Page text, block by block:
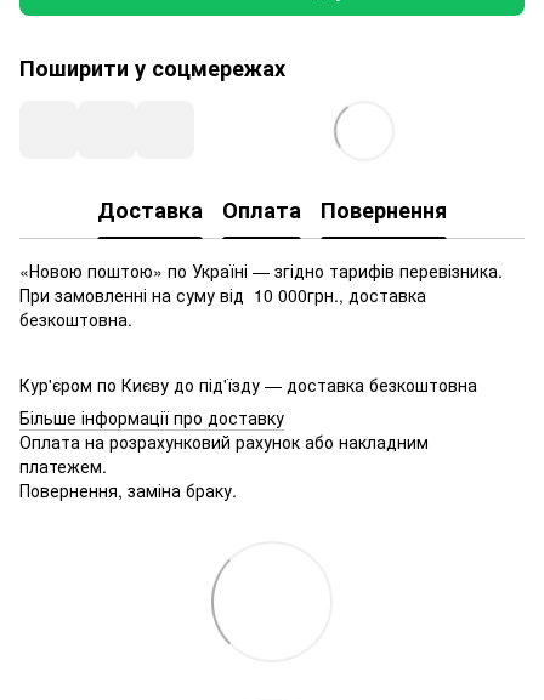
Поширити у соцмережах
Доставка Оплата Повернення
«Новою поштою» по Україні — згідно тарифів перевізника.
При замовленні на суму від 10 000грн., доставка
безкоштовна.
Кур'єром по Києву до під'їзду — доставка безкоштовна
Більше інформації про доставку
Оплата на розрахунковий рахунок або накладним
платежем.
Повернення, заміна браку.